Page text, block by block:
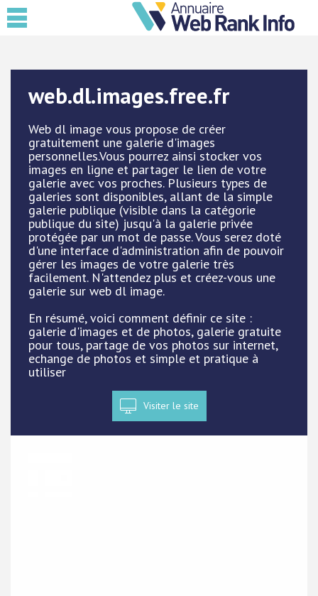
web.dl.images.free.fr
Web dl image vous propose de créer
gratuitement une galerie d'images
personnelles.Vous pourrez ainsi stocker vos
images en ligne et partager le lien de votre
galerie avec vos proches. Plusieurs types de
galeries sont disponibles, allant de la simple
galerie publique (visible dans la catégorie
publique du site) jusqu'à la galerie privée
protégée par un mot de passe. Vous serez doté
d'une interface d'administration afin de pouvoir
gérer les images de votre galerie très
facilement. N'attendez plus et créez-vous une
galerie sur web dl image.
En résumé, voici comment définir ce site :
galerie d'images et de photos, galerie gratuite
pour tous, partage de vos photos sur internet,
echange de photos et simple et pratique à
utiliser
Visiter le site